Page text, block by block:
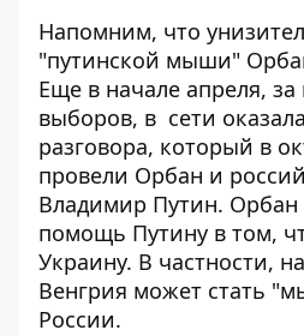
Напомним, что
"путинской мыши"
Еще в начале апреля,
выборов, в сети
разговора, который в
провели Орбан и
Владимир Путин. Орбан
помощь Путину в том,
Украину. В частности,
Венгрия может стать
России.